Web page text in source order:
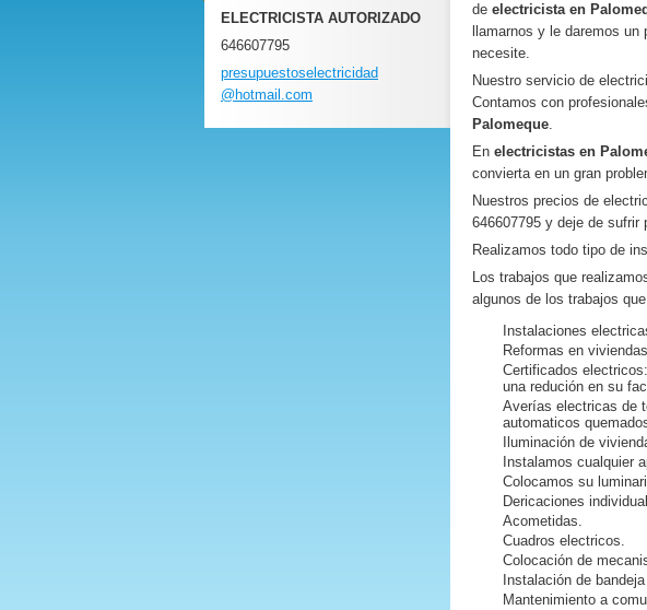
de electricista en
llamarnos y le daremos
necesite.
Nuestro servicio de
Contamos con
Palomeque.
En electricistas en
convierta en un gran
Nuestros precios de
646607795 y deje de sufrir
Realizamos todo tipo de
Los trabajos que
algunos de los trabajos
Instalaciones
Reformas en
Certificados
una redución en su
Averías electricas de
automaticos
Iluminación de
Instalamos cualquier
Colocamos su
Dericaciones
Cuadros electricos.
Colocación de
Instalación de
Mantenimiento a
ELECTRICISTA AUTORIZADO
646607795
presupuestoselectricidad
@hotmail .com